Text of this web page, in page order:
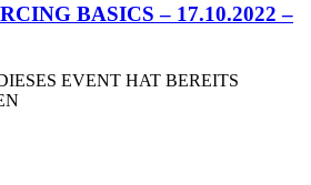
BASICS – 17.10.2022 –
EVENT HAT BEREITS